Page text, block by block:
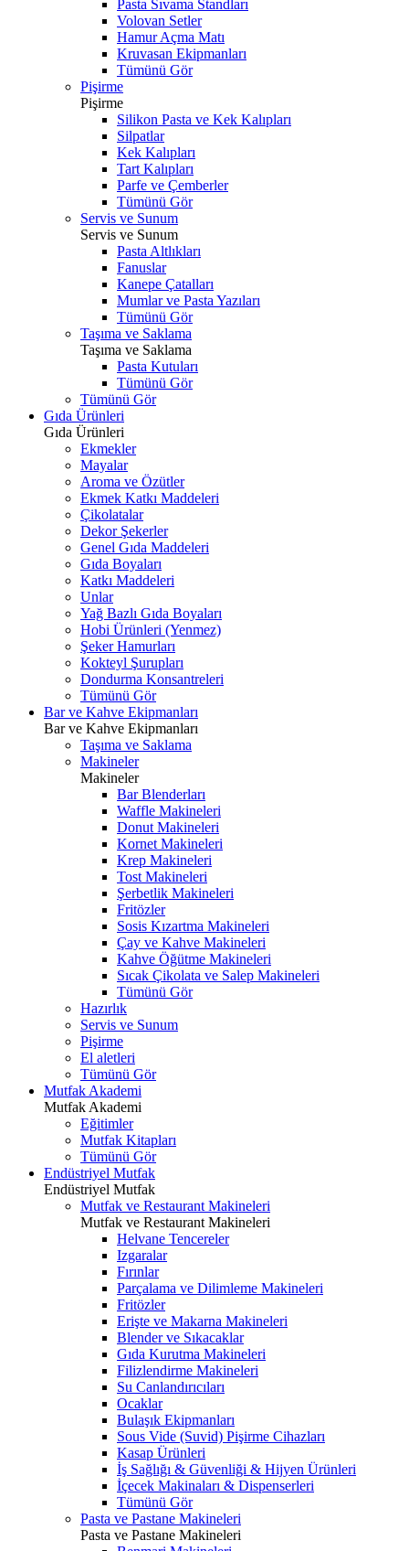
Pasta Sıvama Standları
Volovan Setler
Hamur Açma Matı
Kruvasan Ekipmanları
Tümünü Gör
Pişirme
Pişirme
Silikon Pasta ve Kek Kalıpları
Silpatlar
Kek Kalıpları
Tart Kalıpları
Parfe ve Çemberler
Tümünü Gör
Servis ve Sunum
Servis ve Sunum
Pasta Altlıkları
Fanuslar
Kanepe Çatalları
Mumlar ve Pasta Yazıları
Tümünü Gör
Taşıma ve Saklama
Taşıma ve Saklama
Pasta Kutuları
Tümünü Gör
Tümünü Gör
Gıda Ürünleri
Gıda Ürünleri
Ekmekler
Mayalar
Aroma ve Özütler
Ekmek Katkı Maddeleri
Çikolatalar
Dekor Şekerler
Genel Gıda Maddeleri
Gıda Boyaları
Katkı Maddeleri
Unlar
Yağ Bazlı Gıda Boyaları
Hobi Ürünleri (Yenmez)
Şeker Hamurları
Kokteyl Şurupları
Dondurma Konsantreleri
Tümünü Gör
Bar ve Kahve Ekipmanları
Bar ve Kahve Ekipmanları
Taşıma ve Saklama
Makineler
Makineler
Bar Blenderları
Waffle Makineleri
Donut Makineleri
Kornet Makineleri
Krep Makineleri
Tost Makineleri
Şerbetlik Makineleri
Fritözler
Sosis Kızartma Makineleri
Çay ve Kahve Makineleri
Kahve Öğütme Makineleri
Sıcak Çikolata ve Salep Makineleri
Tümünü Gör
Hazırlık
Servis ve Sunum
Pişirme
El aletleri
Tümünü Gör
Mutfak Akademi
Mutfak Akademi
Eğitimler
Mutfak Kitapları
Tümünü Gör
Endüstriyel Mutfak
Endüstriyel Mutfak
Mutfak ve Restaurant Makineleri
Mutfak ve Restaurant Makineleri
Helvane Tencereler
Izgaralar
Fırınlar
Parçalama ve Dilimleme Makineleri
Fritözler
Erişte ve Makarna Makineleri
Blender ve Sıkacaklar
Gıda Kurutma Makineleri
Filizlendirme Makineleri
Su Canlandırıcıları
Ocaklar
Bulaşık Ekipmanları
Sous Vide (Suvid) Pişirme Cihazları
Kasap Ürünleri
İş Sağlığı & Güvenliği & Hijyen Ürünleri
İçecek Makinaları & Dispenserleri
Tümünü Gör
Pasta ve Pastane Makineleri
Pasta ve Pastane Makineleri